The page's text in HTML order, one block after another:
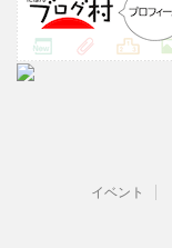
イベント